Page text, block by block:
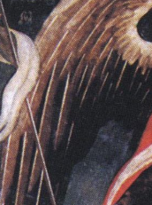
Экскурсия
Главная